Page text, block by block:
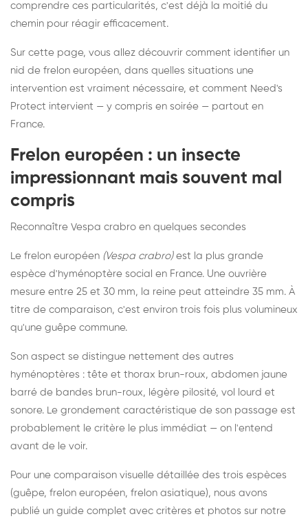
comprendre ces particularités, c'est déjà la moitié du
chemin pour réagir efficacement.
Sur cette page, vous allez découvrir comment identifier un
nid de frelon européen, dans quelles situations une
intervention est vraiment nécessaire, et comment Need's
Protect intervient — y compris en soirée — partout en
France.
Frelon européen : un insecte
impressionnant mais souvent mal
compris
Reconnaître Vespa crabro en quelques secondes
Le frelon européen (Vespa crabro)est la plus grande
espèce d'hyménoptère social en France. Une ouvrière
mesure entre 25 et 30 mm, la reine peut atteindre 35 mm. À
titre de comparaison, c'est environ trois fois plus volumineux
qu'une guêpe commune.
Son aspect se distingue nettement des autres
hyménoptères : tête et thorax brun-roux, abdomen jaune
barré de bandes brun-roux, légère pilosité, vol lourd et
sonore. Le grondement caractéristique de son passage est
probablement le critère le plus immédiat — on l'entend
avant de le voir.
Pour une comparaison visuelle détaillée des trois espèces
(guêpe, frelon européen, frelon asiatique), nous avons
publié un guide complet avec critères et photos sur notre